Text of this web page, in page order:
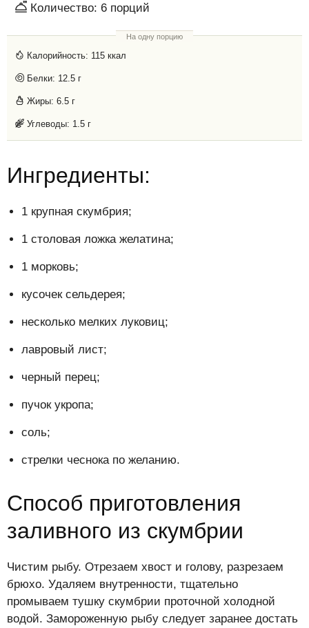
Количество: 6 порций
На одну порцию
Калорийность: 115 ккал
Белки: 12.5 г
Жиры: 6.5 г
Углеводы: 1.5 г
Ингредиенты:
1 крупная скумбрия;
1 столовая ложка желатина;
1 морковь;
кусочек сельдерея;
несколько мелких луковиц;
лавровый лист;
черный перец;
пучок укропа;
соль;
стрелки чеснока по желанию.
Способ приготовления
заливного из скумбрии
Чистим рыбу. Отрезаем хвост и голову, разрезаем
брюхо. Удаляем внутренности, тщательно
промываем тушку скумбрии проточной холодной
водой. Замороженную рыбу следует заранее достать